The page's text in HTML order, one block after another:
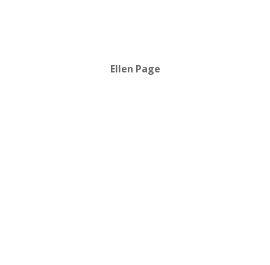
Ellen Page